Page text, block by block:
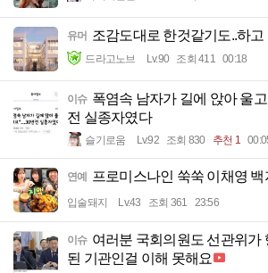
유머 조감도대로 한것같기도..하고
드라고노브 Lv.90 조회 411 00:18
이슈 폭염속 남자가 길에 앉아 울
전 실종자였다
슬기로움 Lv.92 조회 830 추천 1
연예 프로미스나인 쑥쑥 이채영 백
입술돼지 Lv.43 조회 361 23:56
이슈 여러분 국회의원도 선관위가
된 기관인걸 이해 못해요